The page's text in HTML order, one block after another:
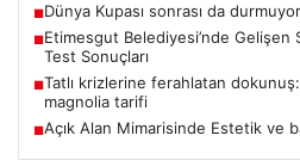
■Dünya Kupası sonrası da
■Etimesgut Belediyesi’nde
Test Sonuçları
■Tatlı krizlerine ferahlatan
magnolia tarifi
■Açık Alan Mimarisinde Estetik ve